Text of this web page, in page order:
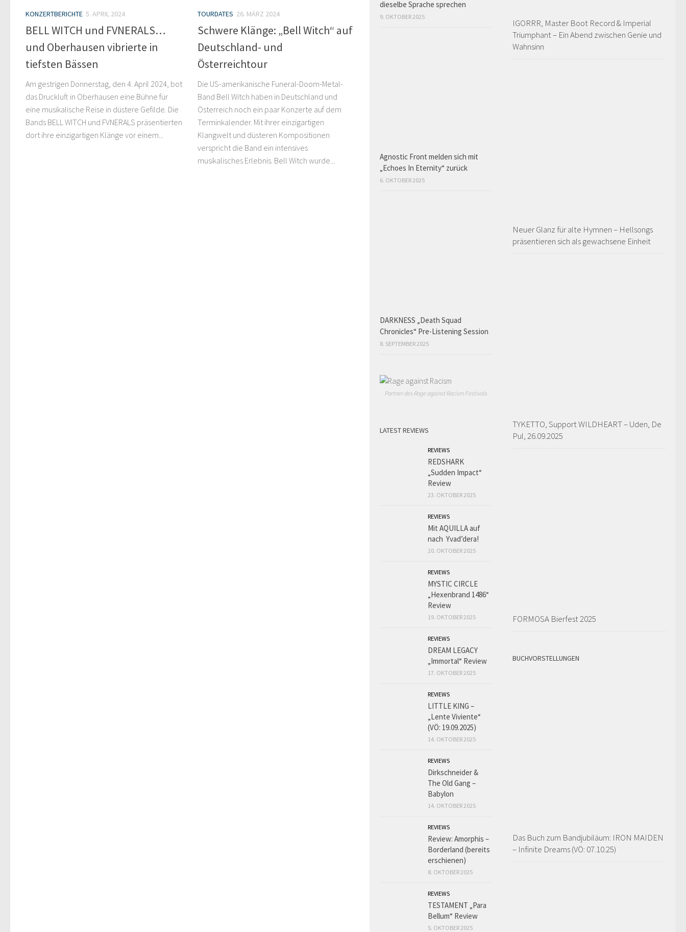
KONZERTBERICHTE 5. APRIL 2024
BELL WITCH und FVNERALS…
und Oberhausen vibrierte in
tiefsten Bässen
Am gestrigen Donnerstag, den 4. April 2024, bot
das Druckluft in Oberhausen eine Bühne für
eine musikalische Reise in düstere Gefilde. Die
Bands BELL WITCH und FVNERALS präsentierten
dort ihre einzigartigen Klänge vor einem...
TOURDATES 26. MÄRZ 2024
Schwere Klänge: „Bell Witch“ auf
Deutschland- und
Österreichtour
Die US-amerikanische Funeral-Doom-Metal-
Band Bell Witch haben in Deutschland und
Österreich noch ein paar Konzerte auf dem
Terminkalender. Mit ihrer einzigartigen
Klangwelt und düsteren Kompositionen
verspricht die Band ein intensives
musikalisches Erlebnis. Bell Witch wurde...
IGORRR, Master Boot Record & Imperial
Triumphant – Ein Abend zwischen Genie und
Wahnsinn
Neuer Glanz für alte Hymnen – Hellsongs
präsentieren sich als gewachsene Einheit
TYKETTO, Support WILDHEART – Uden, De
Pul, 26.09.2025
FORMOSA Bierfest 2025
BUCHVORSTELLUNGEN
Das Buch zum Bandjubiläum: IRON MAIDEN
– Infinite Dreams (VÖ: 07.10.25)
dieselbe Sprache sprechen
9. OKTOBER 2025
Agnostic Front melden sich mit
„Echoes In Eternity“ zurück
6. OKTOBER 2025
DARKNESS „Death Squad
Chronicles“ Pre-Listening Session
8. SEPTEMBER 2025
Partner des Rage against Racism Festivals
LATEST REVIEWS
REVIEWS
REDSHARK
„Sudden Impact“
Review
23. OKTOBER 2025
REVIEWS
Mit AQUILLA auf
nach Yvad’dera!
20. OKTOBER 2025
REVIEWS
MYSTIC CIRCLE
„Hexenbrand 1486“
Review
19. OKTOBER 2025
REVIEWS
DREAM LEGACY
„Immortal“ Review
17. OKTOBER 2025
REVIEWS
LITTLE KING –
„Lente Viviente“
(VÖ: 19.09.2025)
14. OKTOBER 2025
REVIEWS
Dirkschneider &
The Old Gang –
Babylon
14. OKTOBER 2025
REVIEWS
Review: Amorphis –
Borderland (bereits
erschienen)
8. OKTOBER 2025
REVIEWS
TESTAMENT „Para
Bellum“ Review
5. OKTOBER 2025